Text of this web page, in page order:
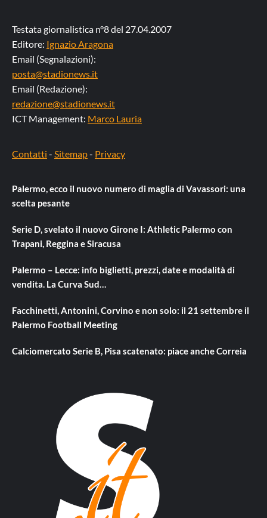
Testata giornalistica n°8 del 27.04.2007
Editore: Ignazio Aragona
Email (Segnalazioni):
posta@stadionews.it
Email (Redazione):
redazione@stadionews.it
ICT Management: Marco Lauria
Contatti - Sitemap- Privacy
Palermo, ecco il nuovo numero di maglia di Vavassori: una
scelta pesante
Serie D, svelato il nuovo Girone I: Athletic Palermo con
Trapani, Reggina e Siracusa
Palermo – Lecce: info biglietti, prezzi, date e modalità di
vendita. La Curva Sud…
Facchinetti, Antonini, Corvino e non solo: il 21 settembre il
Palermo Football Meeting
Calciomercato Serie B, Pisa scatenato: piace anche Correia